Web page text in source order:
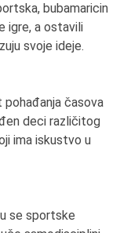
bubamaricin
igre, a ostavili
svoje ideje.
časova
deci različitog
ima iskustvo u
se sportske